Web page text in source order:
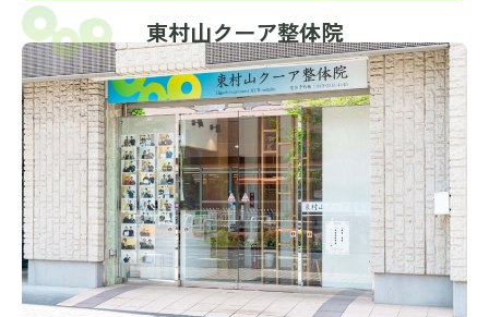
東村山クーア整体院